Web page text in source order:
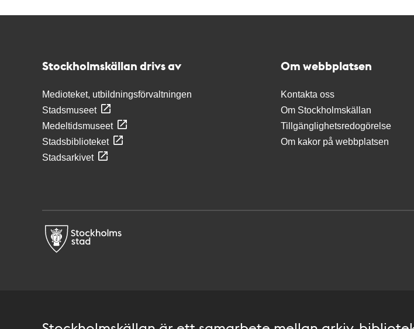
Stockholmskällan drivs av
Medioteket, utbildningsförvaltningen
Stadsmuseet
Medeltidsmuseet
Stadsbiblioteket
Stadsarkivet
Om webbplatsen
Kontakta oss
Om Stockholmskällan
Tillgänglighetsredogörelse
Om kakor på webbplatsen